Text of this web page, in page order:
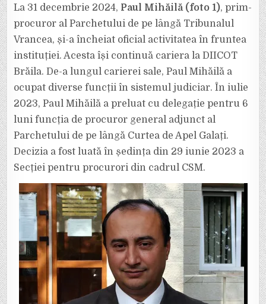
MIHĂILĂ
ȘI-
A
ÎNCHEIAT
MANDATUL
DE
PROCUROR
PARCHETULUI
DE
PE
LÂNGĂ
TRIBUNALUL
VRANCEA
ÎN
ACEST
AN
LA
DRÎMBĂ
ESTE
NOUL
PRIM-
PROCUROR
AL
PT
VRANCEA.
La 31 decembrie 2024, Paul Mihăilă (foto 1), prim-
procuror al Parchetului de pe lângă Tribunalul
Vrancea, și-a încheiat oficial activitatea în fruntea
instituției. Acesta își continuă cariera la DIICOT
Brăila. De-a lungul carierei sale, Paul Mihăilă a
ocupat diverse funcții în sistemul judiciar. În iulie
2023, Paul Mihăilă a preluat cu delegație pentru 6
luni funcția de procuror general adjunct al
Parchetului de pe lângă Curtea de Apel Galați.
Decizia a fost luată în ședința din 29 iunie 2023 a
Secției pentru procurori din cadrul CSM.